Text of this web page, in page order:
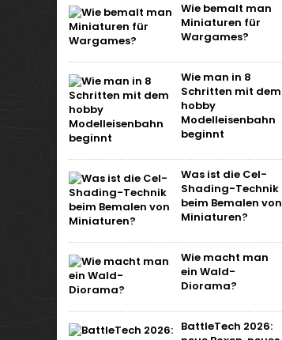
Wie bemalt man
Miniaturen für
Wargames?
Wie man in 8
Schritten mit dem
hobby
Modelleisenbahn
beginnt
Was ist die Cel-
Shading-Technik
beim Bemalen von
Miniaturen?
Wie macht man
ein Wald-
Diorama?
BattleTech 2026: